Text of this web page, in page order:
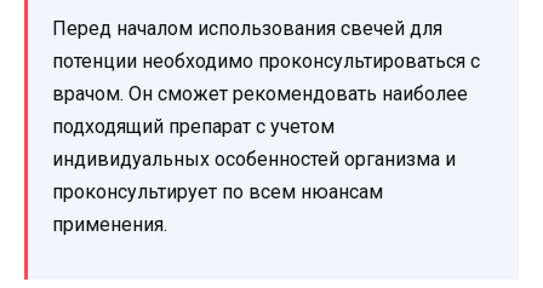
Перед началом использования свечей для
потенции необходимо проконсультироваться с
врачом. Он сможет рекомендовать наиболее
подходящий препарат с учетом
индивидуальных особенностей организма и
проконсультирует по всем нюансам
применения.